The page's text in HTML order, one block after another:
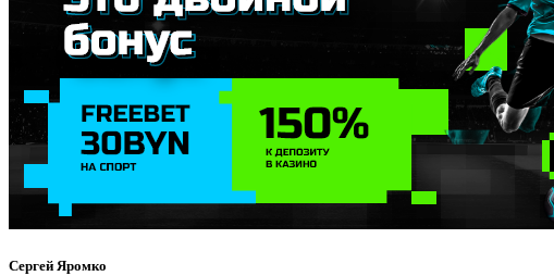
Сергей Яромко